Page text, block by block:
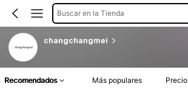
Buscar en la Tienda
changchangmei
Recomendados Más populares Precio